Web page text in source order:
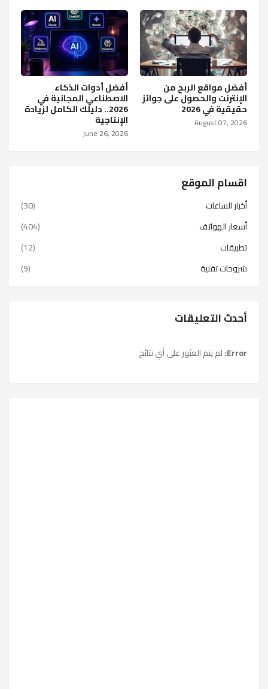
أفضل مواقع الربح من
الإنترنت والحصول على جوائز
حقيقية في 2026
August 07, 2026
أفضل أدوات الذكاء
الاصطناعي المجانية في
2026.. دليلك الكامل لزيادة
الإنتاجية
June 26, 2026
اقسام الموقع
أخبار الساعات
(30)
أسعار الهواتف
(404)
تطبيقات
(12)
شروحات تقنية
(9)
أحدث التعليقات
Error: لم يتم العثور على أي نتائج